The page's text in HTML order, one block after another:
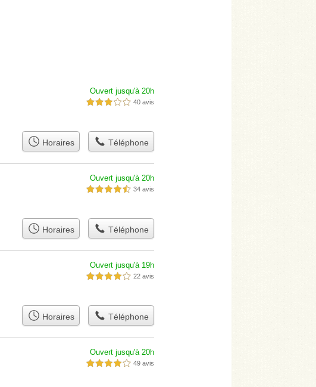
Ouvert jusqu'à 20h
3,0 étoiles sur 5 40 avis
Horaires Téléphone
Ouvert jusqu'à 20h
4,5 étoiles sur 5 34 avis
Horaires Téléphone
Ouvert jusqu'à 19h
4,0 étoiles sur 5 22 avis
Horaires Téléphone
Ouvert jusqu'à 20h
4,0 étoiles sur 5 49 avis